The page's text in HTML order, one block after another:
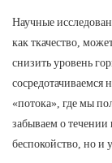
Научные
как ткачество,
снизить уровень
сосредотачиваемся
«потока», где мы
забываем о течении
беспокойство, но и